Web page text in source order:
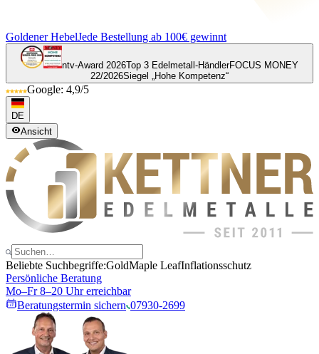
Goldener HebelJede Bestellung ab 100€ gewinnt
ntv-Award 2026Top 3 Edelmetall-HändlerFOCUS MONEY
22/2026Siegel „Hohe Kompetenz“
Google: 4,9/5
DE
Ansicht
Beliebte Suchbegriffe:GoldMaple LeafInflationsschutz
Persönliche Beratung
Mo–Fr 8–20 Uhr erreichbar
Beratungstermin sichern 07930-2699